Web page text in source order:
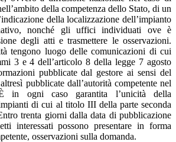
della competenza dello Stato, di un
della localizzazione dell’impianto
nonché gli uffici individuati ove è
degli atti e trasmettere le osservazioni.
tengono luogo delle comunicazioni di cui
3 e 4 dell’articolo 8 della legge 7 agosto
pubblicate dal gestore ai sensi del
pubblicate dall’autorità competente nel
in ogni caso garantita l’unicità della
di cui al titolo III della parte seconda
trenta giorni dalla data di pubblicazione
interessati possono presentare in forma
osservazioni sulla domanda.